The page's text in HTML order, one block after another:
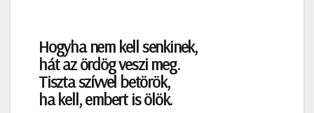
Hogyha nem kell senkinek,
hát az ördög veszi meg.
Tiszta szívvel betörök,
ha kell, embert is ölök.